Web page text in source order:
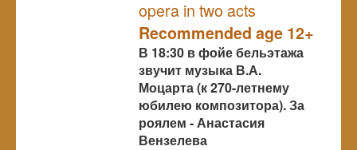
opera in two acts
Recommended age 12+
В 18:30 в фойе бельэтажа
звучит музыка В.А.
Моцарта (к 270-летнему
юбилею композитора). За
роялем - Анастасия
Вензелева